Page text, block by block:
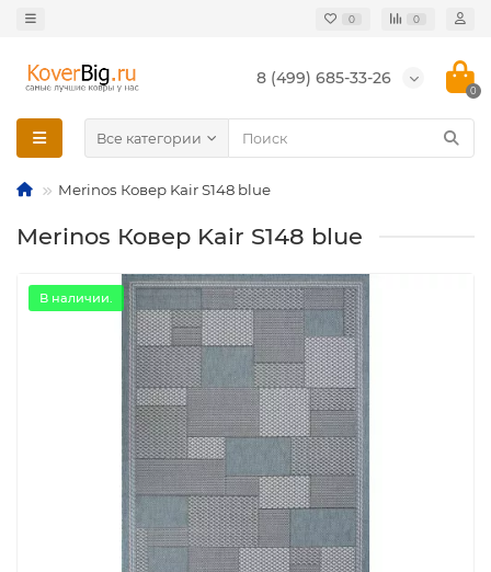
0 0
8 (499) 685-33-26
0
Все категории
Merinos Ковер Kair S148 blue
Merinos Ковер Kair S148 blue
В наличии.